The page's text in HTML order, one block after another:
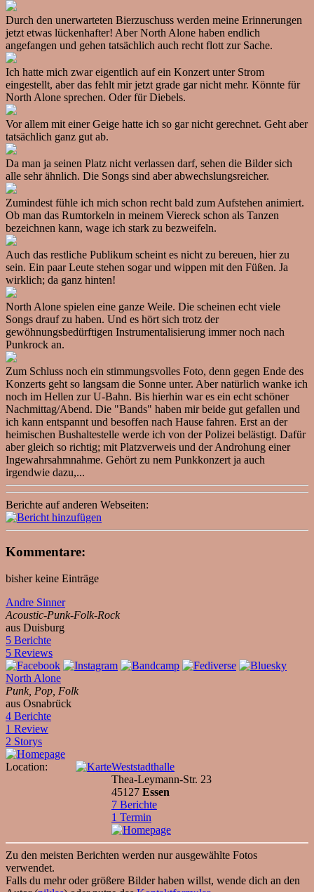
Durch den unerwarteten Bierzuschuss werden meine Erinnerungen
jetzt etwas lückenhafter! Aber North Alone haben endlich
angefangen und gehen tatsächlich auch recht flott zur Sache.
Ich hatte mich zwar eigentlich auf ein Konzert unter Strom
eingestellt, aber das fehlt mir jetzt grade gar nicht mehr. Könnte für
North Alone sprechen. Oder für Diebels.
Vor allem mit einer Geige hatte ich so gar nicht gerechnet. Geht aber
tatsächlich ganz gut ab.
Da man ja seinen Platz nicht verlassen darf, sehen die Bilder sich
alle sehr ähnlich. Die Songs sind aber abwechslungsreicher.
Zumindest fühle ich mich schon recht bald zum Aufstehen animiert.
Ob man das Rumtorkeln in meinem Viereck schon als Tanzen
bezeichnen kann, wage ich stark zu bezweifeln.
Auch das restliche Publikum scheint es nicht zu bereuen, hier zu
sein. Ein paar Leute stehen sogar und wippen mit den Füßen. Ja
wirklich; da ganz hinten!
North Alone spielen eine ganze Weile. Die scheinen echt viele
Songs drauf zu haben. Und es hört sich trotz der
gewöhnungsbedürftigen Instrumentalisierung immer noch nach
Punkrock an.
Zum Schluss noch ein stimmungsvolles Foto, denn gegen Ende des
Konzerts geht so langsam die Sonne unter. Aber natürlich wanke ich
noch im Hellen zur U-Bahn. Bis hierhin war es ein echt schöner
Nachmittag/Abend. Die "Bands" haben mir beide gut gefallen und
ich kann entspannt und besoffen nach Hause fahren. Erst an der
heimischen Bushaltestelle werde ich von der Polizei belästigt. Dafür
aber gleich so richtig; mit Platzverweis und der Androhung einer
Ingewahrsahmnahme. Gehört zu nem Punkkonzert ja auch
irgendwie dazu,...
Berichte auf anderen Webseiten:
Kommentare:
bisher keine Einträge
Andre Sinner
Acoustic-Punk-Folk-Rock
aus Duisburg
5 Berichte
5 Reviews
North Alone
Punk, Pop, Folk
aus Osnabrück
4 Berichte
1 Review
2 Storys
Location:
Weststadthalle
Thea-Leymann-Str. 23
45127 Essen
7 Berichte
1 Termin
Zu den meisten Berichten werden nur ausgewählte Fotos
verwendet.
Falls du mehr oder größere Bilder haben willst, wende dich an den